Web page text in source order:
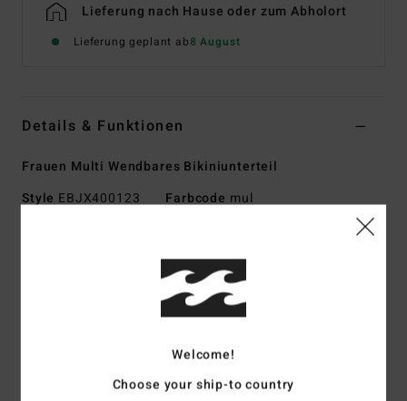
Lieferung nach Hause oder zum Abholort
Lieferung geplant ab8 August
Details & Funktionen
Frauen Multi Wendbares Bikiniunterteil
Style EBJX400123 Farbcode mul
Sungazers-Kollektion
Gepeachter Stretchstoff aus recyceltem
Tiefer Bund
Niedriger Bund
Welcome!
Choose your ship-to country